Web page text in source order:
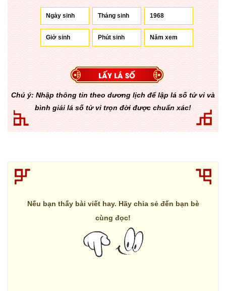
Chú ý: Nhập thông tin theo dương lịch để lập lá số tử vi và
bình giải lá số tử vi trọn đời được chuẩn xác!
Nếu bạn thấy bài viết hay. Hãy chia sẻ đến bạn bè
cùng đọc!